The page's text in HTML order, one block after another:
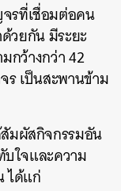
รที่เชื่อมต่อคน
วยกัน มีระยะ
กว้างกว่า 42
ร เป็นสะพานข้าม
มผัสกิจกรรมอัน
ใจและความ
ได้แก่